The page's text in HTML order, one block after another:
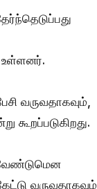
உள்ளனர்.
வருவதாகவும்,
வேண்டுமென
வருவதாகவும்